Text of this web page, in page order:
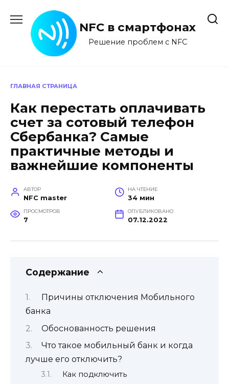
содержанию
NFC в смартфонах
Решение проблем с NFC
ГЛАВНАЯ СТРАНИЦА
Как перестать оплачивать
счет за сотовый телефон
Сбербанка? Самые
практичные методы и
важнейшие компоненты
АВТОР
NFC master
НА ЧТЕНИЕ
34 мин
ПРОСМОТРОВ
7
ОПУБЛИКОВАНО
07.12.2022
Содержание
Причины отключения Мобильного
банка
Обоснованность решения
Что такое мобильный банк и когда
лучше его отключить?
Как подключить